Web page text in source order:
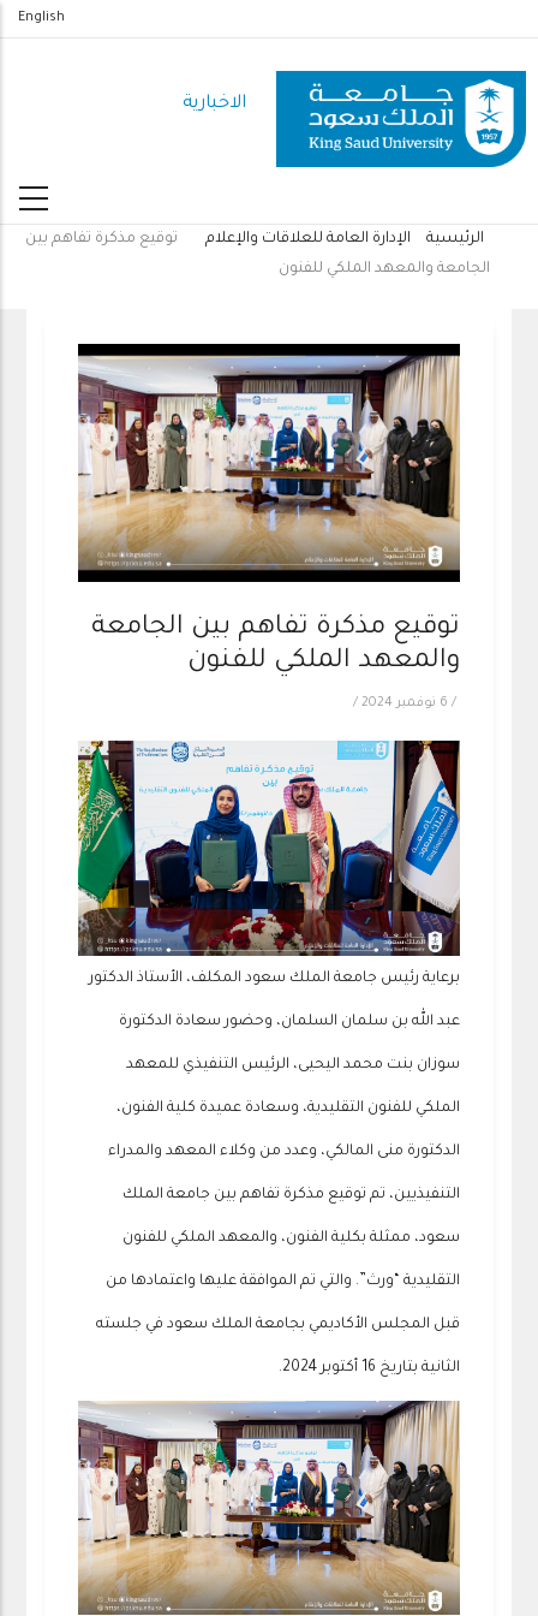
المحتوى
الرئيسي
English
الاخبارية
مسار
الرئيسية الإدارة العامة للعلاقات والإعلام
توقيع مذكرة تفاهم بين
الجامعة والمعهد الملكي للفنون
توقيع مذكرة تفاهم بين الجامعة
والمعهد الملكي للفنون
/ 6 نوفمبر 2024 /
برعاية رئيس جامعة الملك سعود المكلف، الأستاذ الدكتور
عبد الله بن سلمان السلمان، وحضور سعادة الدكتورة
سوزان بنت محمد اليحيى، الرئيس التنفيذي للمعهد
الملكي للفنون التقليدية، وسعادة عميدة كلية الفنون،
الدكتورة منى المالكي، وعدد من وكلاء المعهد والمدراء
التنفيذيين، تم توقيع مذكرة تفاهم بين جامعة الملك
سعود، ممثلة بكلية الفنون، والمعهد الملكي للفنون
التقليدية “ورث”. والتي تم الموافقة عليها واعتمادها من
قبل المجلس الأكاديمي بجامعة الملك سعود في جلسته
الثانية بتاريخ 16 أكتوبر 2024.